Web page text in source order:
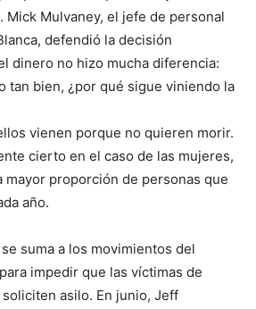
Mick Mulvaney, el jefe de personal
defendió la decisión
dinero no hizo mucha diferencia:
tan bien, ¿por qué sigue viniendo la
vienen porque no quieren morir.
cierto en el caso de las mujeres,
mayor proporción de personas que
año.
suma a los movimientos del
impedir que las víctimas de
asilo. En junio, Jeff